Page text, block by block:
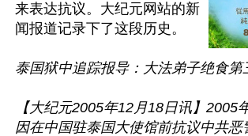
来表达抗议。大纪元网站的新
闻报道记录下了这段历史。
泰国狱中追踪报导：大法弟子绝食第
【大纪元2005年12月18日讯】2005
因在中国驻泰国大使馆前抗议中共恶